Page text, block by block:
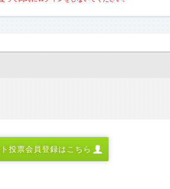
投票会員登録はこちら